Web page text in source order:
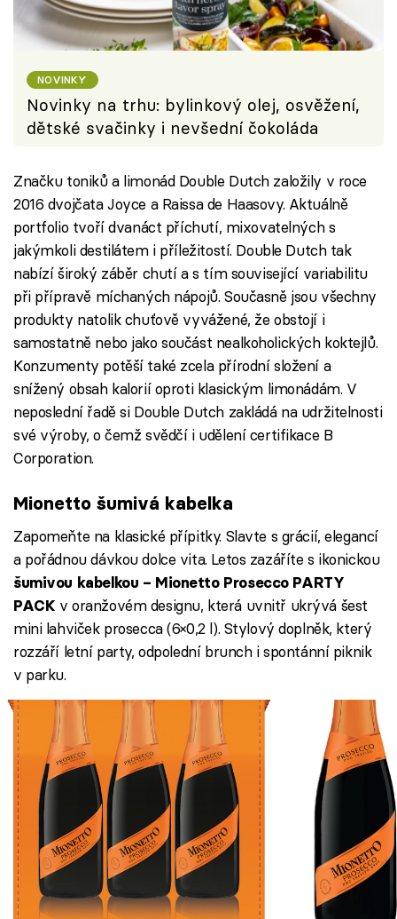
NOVINKY
Novinky na trhu: bylinkový olej, osvěžení,
dětské svačinky i nevšední čokoláda
Značku toniků a limonád Double Dutch založily v roce
2016 dvojčata Joyce a Raissa de Haasovy. Aktuálně
portfolio tvoří dvanáct příchutí, mixovatelných s
jakýmkoli destilátem i příležitostí. Double Dutch tak
nabízí široký záběr chutí a s tím související variabilitu
při přípravě míchaných nápojů. Současně jsou všechny
produkty natolik chuťově vyvážené, že obstojí i
samostatně nebo jako součást nealkoholických koktejlů.
Konzumenty potěší také zcela přírodní složení a
snížený obsah kalorií oproti klasickým limonádám. V
neposlední řadě si Double Dutch zakládá na udržitelnosti
své výroby, o čemž svědčí i udělení certifikace B
Corporation.
Mionetto šumivá kabelka
Zapomeňte na klasické přípitky. Slavte s grácií, elegancí
a pořádnou dávkou dolce vita. Letos zazáříte s ikonickou
šumivou kabelkou – Mionetto Prosecco PARTY
PACK v oranžovém designu, která uvnitř ukrývá šest
mini lahviček prosecca (6×0,2 l). Stylový doplněk, který
rozzáří letní party, odpolední brunch i spontánní piknik
v parku.